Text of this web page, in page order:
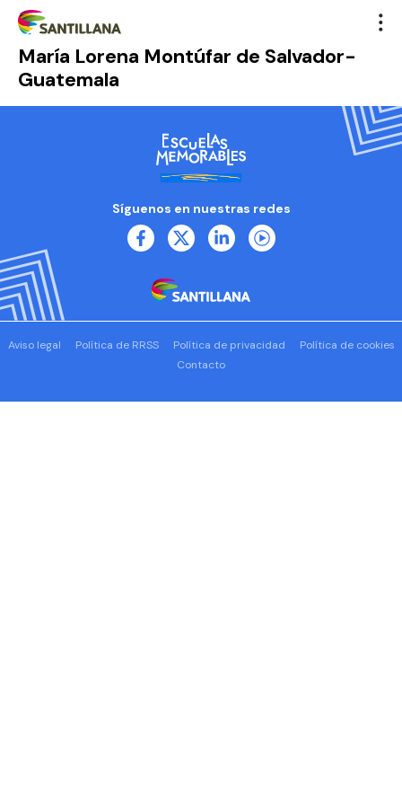
María Lorena Montúfar de Salvador-
Guatemala
Síguenos en nuestras redes
Aviso legal Política de RRSS Política de privacidad
Política de cookies
Contacto